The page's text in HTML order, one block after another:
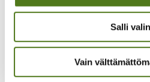
Salli
Vain
Laskutusosoitteet
In English
På Svenska